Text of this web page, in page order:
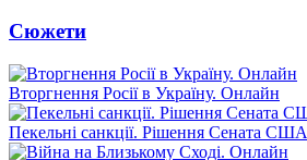
Сюжети
Вторгнення Росії в Україну. Онлайн
Пекельні санкції. Рішення Сената США